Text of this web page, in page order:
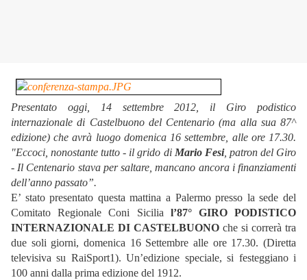
Presentato oggi, 14 settembre 2012, il Giro podistico
internazionale di Castelbuono del Centenario (ma alla sua 87^
edizione) che avrà luogo domenica 16 settembre, alle ore 17.30.
"Eccoci, nonostante tutto - il grido di Mario Fesi, patron del Giro
- Il Centenario stava per saltare, mancano ancora i finanziamenti
dell’anno passato”.
E’ stato presentato questa mattina a Palermo presso la sede del
Comitato Regionale Coni Sicilia l’87° GIRO PODISTICO
INTERNAZIONALE DI CASTELBUONO che si correrà tra
due soli giorni, domenica 16 Settembre alle ore 17.30. (Diretta
televisiva su RaiSport1). Un’edizione speciale, si festeggiano i
100 anni dalla prima edizione del 1912.